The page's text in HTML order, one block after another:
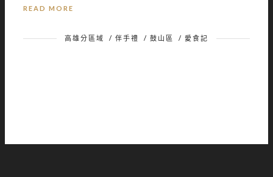
READ MORE
高雄分區域 / 伴手禮 / 鼓山區 / 愛食記